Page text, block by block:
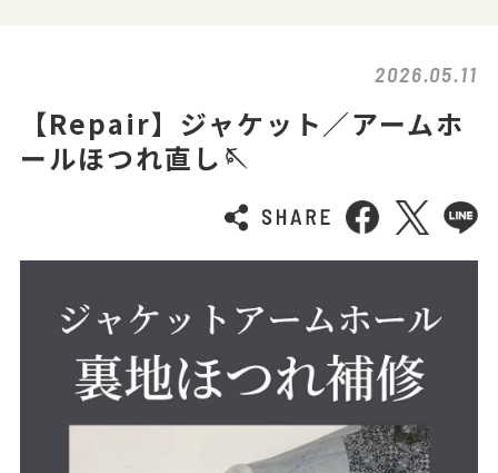
2026.05.11
【Repair】ジャケット／アームホ
ールほつれ直し🪡